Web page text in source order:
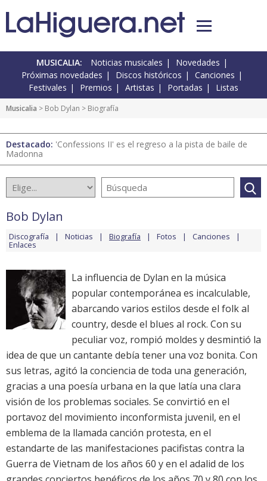
MUSICALIA: Noticias musicales
Novedades
Próximas novedades
Discos históricos
Canciones
Festivales
Premios Artistas Portadas Listas
Musicalia > Bob Dylan > Biografía
Destacado: 'Confessions II' es el regreso a la pista de baile de
Madonna
Bob Dylan
Discografía Noticias Biografía Fotos Canciones
Enlaces
La influencia de Dylan en la música
popular contemporánea es incalculable,
abarcando varios estilos desde el folk al
country, desde el blues al rock. Con su
peculiar voz, rompió moldes y desmintió la
idea de que un cantante debía tener una voz bonita. Con
sus letras, agitó la conciencia de toda una generación,
gracias a una poesía urbana en la que latía una clara
visión de los problemas sociales. Se convirtió en el
portavoz del movimiento inconformista juvenil, en el
emblema de la llamada canción protesta, en el
estandarte de las manifestaciones pacifistas contra la
Guerra de Vietnam de los años 60 y en el adalid de los